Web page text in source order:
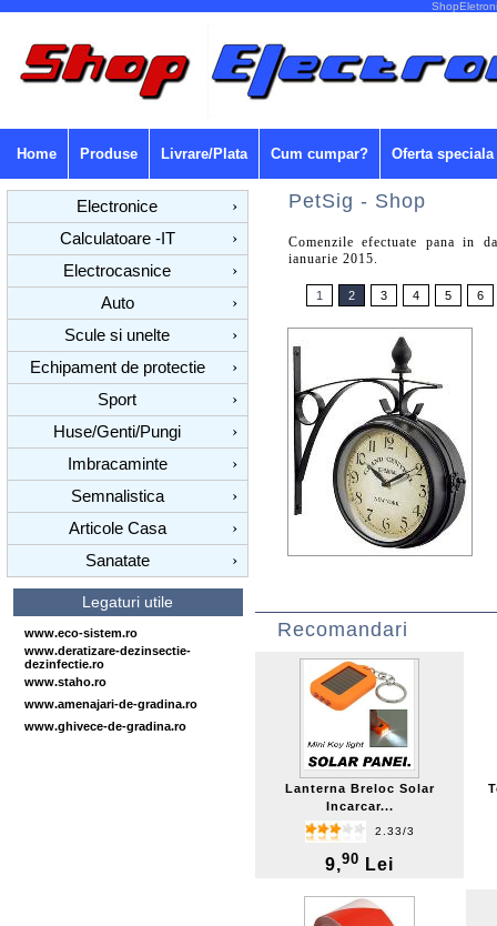
Home Produse Livrare/Plata Cum cumpar? Oferta speciala
Electronice
›
Calculatoare -IT
›
Electrocasnice
›
Auto
›
Scule si unelte
›
Echipament de protectie
›
Sport
›
Huse/Genti/Pungi
›
Imbracaminte
›
Semnalistica
›
Articole Casa
›
Sanatate
›
Legaturi utile
www.eco-sistem.ro
www.deratizare-dezinsectie-
dezinfectie.ro
www.staho.ro
www.amenajari-de-gradina.ro
www.ghivece-de-gradina.ro
PetSig - Shop
Comenzile efectuate pana in
ianuarie 2015.
1 2 3 4 5 6
Recomandari
Lanterna Breloc Solar
Incarcar...
2.33/3
9,90 Lei